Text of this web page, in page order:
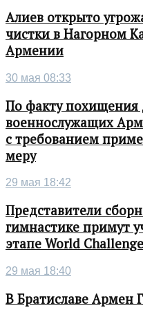
Алиев открыто
чистки в Нагорном
Армении
30 мая 08:33
По факту похищения
военнослужащих
с требованием
меру
29 мая 18:42
Представители
гимнастике примут
этапе World
29 мая 18:40
В Братиславе Армен